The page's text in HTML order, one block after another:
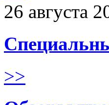
26 августа
>>